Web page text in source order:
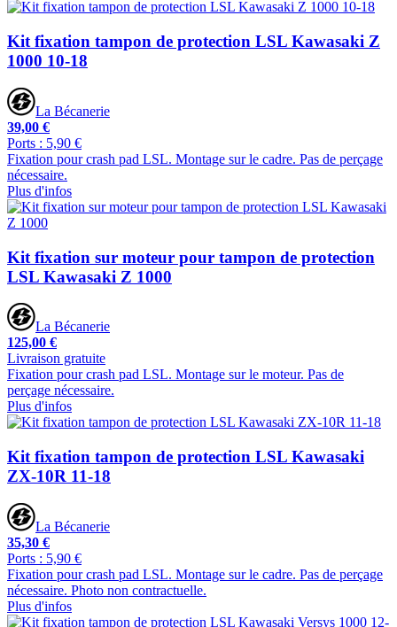
Kit fixation tampon de protection LSL Kawasaki Z
1000 10-18
La Bécanerie
39,00 €
Ports : 5,90 €
Fixation pour crash pad LSL. Montage sur le cadre. Pas de perçage
nécessaire.
Plus d'infos
Kit fixation sur moteur pour tampon de protection
LSL Kawasaki Z 1000
La Bécanerie
125,00 €
Livraison gratuite
Fixation pour crash pad LSL. Montage sur le moteur. Pas de
perçage nécessaire.
Plus d'infos
Kit fixation tampon de protection LSL Kawasaki
ZX-10R 11-18
La Bécanerie
35,30 €
Ports : 5,90 €
Fixation pour crash pad LSL. Montage sur le cadre. Pas de perçage
nécessaire. Photo non contractuelle.
Plus d'infos